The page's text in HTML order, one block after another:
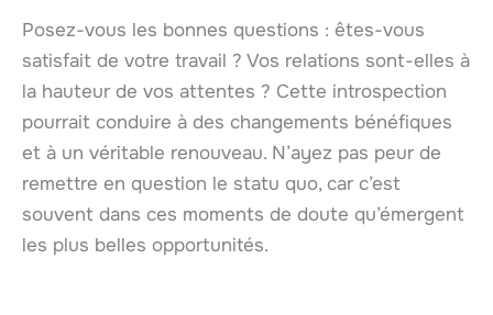
Posez-vous les bonnes questions : êtes-vous
satisfait de votre travail ? Vos relations sont-elles à
la hauteur de vos attentes ? Cette introspection
pourrait conduire à des changements bénéfiques
et à un véritable renouveau. N’ayez pas peur de
remettre en question le statu quo, car c’est
souvent dans ces moments de doute qu’émergent
les plus belles opportunités.